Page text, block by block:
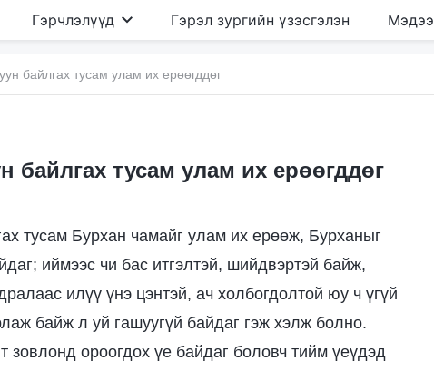
Гэрчлэлүүд Гэрэл зургийн үзэсгэлэн Мэдээ
байлгах тусам улам их ерөөгддөг
байлгах тусам улам их ерөөгддөг
тусам Бурхан чамайг улам их ерөөж, Бурханыг
иймээс чи бас итгэлтэй, шийдвэртэй байж,
илүү үнэ цэнтэй, ач холбогдолтой юу ч үгүй
байж л уй гашуугүй байдаг гэж хэлж болно.
ороогдох үе байдаг боловч тийм үеүдэд